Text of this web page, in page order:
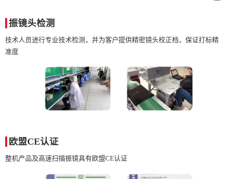
振镜头检测
技术人员进行专业技术检测，并为客户提供精密镜头校正档，保证打标精
准度
欧盟CE认证
整机产品及高速扫描振镜具有欧盟CE认证